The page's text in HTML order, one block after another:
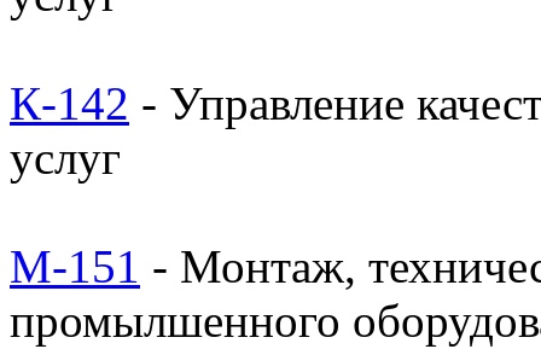
К-142 - Управление
услуг
М-151 - Монтаж,
промылшенного